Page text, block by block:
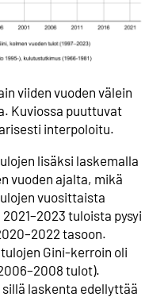
viiden vuoden välein
Kuviossa puuttuvat
interpoloitu.
lisäksi laskemalla
vuoden ajalta, mikä
vuosittaista
tuloista pysyi
tasoon.
Gini-kerroin oli
tulot).
sillä laskenta edellyttää